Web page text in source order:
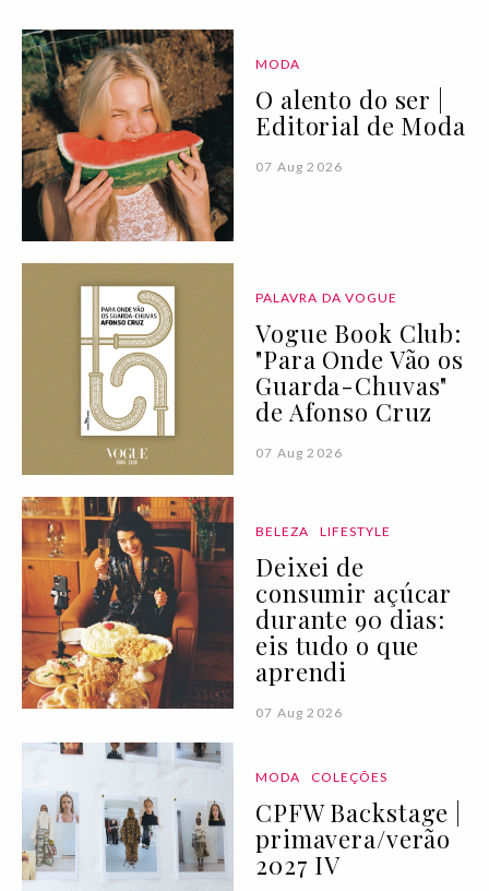
MODA
O alento do ser |
Editorial de Moda
07 Aug 2026
PALAVRA DA VOGUE
Vogue Book Club:
"Para Onde Vão os
Guarda-Chuvas"
de Afonso Cruz
07 Aug 2026
BELEZA LIFESTYLE
Deixei de
consumir açúcar
durante 90 dias:
eis tudo o que
aprendi
07 Aug 2026
MODA COLEÇÕES
CPFW Backstage |
primavera/verão
2027 IV